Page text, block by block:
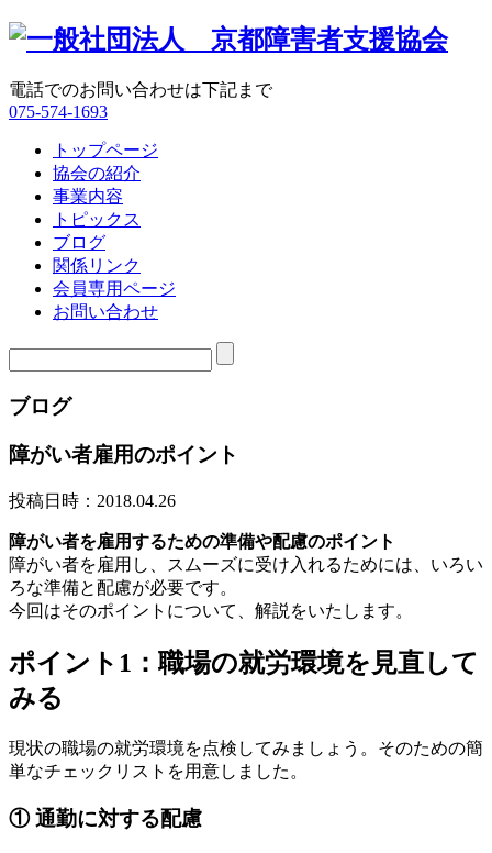
電話でのお問い合わせは下記まで
075-574-1693
トップページ
協会の紹介
事業内容
トピックス
ブログ
関係リンク
会員専用ページ
お問い合わせ
ブログ
障がい者雇用のポイント
投稿日時：2018.04.26
障がい者を雇用するための準備や配慮のポイント
障がい者を雇用し、スムーズに受け入れるためには、いろい
ろな準備と配慮が必要です。
今回はそのポイントについて、解説をいたします。
ポイント1：職場の就労環境を見直して
みる
現状の職場の就労環境を点検してみましょう。そのための簡
単なチェックリストを用意しました。
① 通勤に対する配慮